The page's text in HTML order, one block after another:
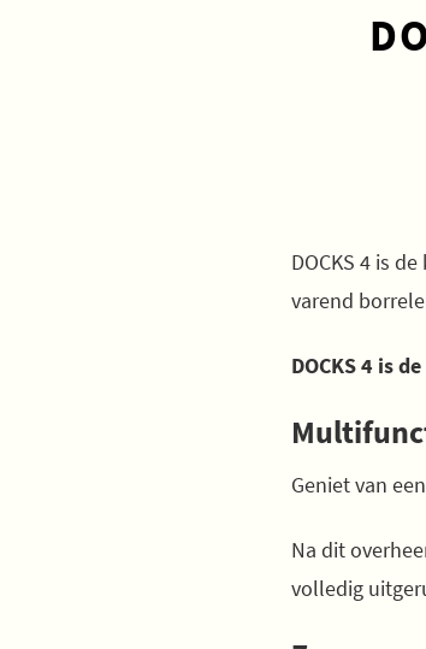
DOCKS 4 is
varend
DOCKS 4 is
Geniet van
Na dit
volledig